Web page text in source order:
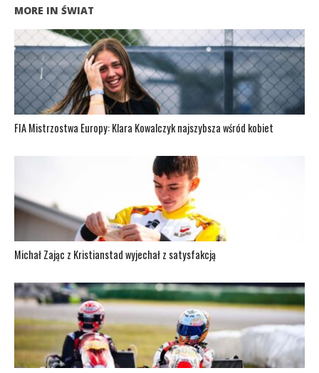
MORE IN ŚWIAT
FIA Mistrzostwa Europy: Klara Kowalczyk najszybsza wśród kobiet
Michał Zając z Kristianstad wyjechał z satysfakcją